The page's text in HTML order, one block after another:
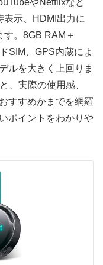
やNetflixなど
示、HDMI出力に
す。8GB RAM＋
SIM、GPS内蔵によ
ルを大きく上回りま
、実際の使用感、
すすめかまでを網羅
ポイントをわかりや